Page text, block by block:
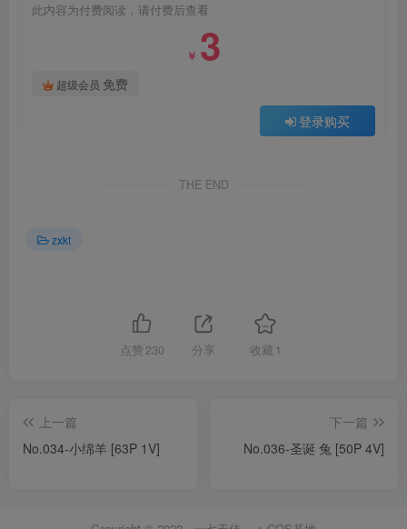
此内容为付费阅读，请付费后查看
￥ 3
超级会员 免费
登录购买
THE END
zxkt
点赞 230 分享 收藏 1
上一篇
No.034-小绵羊 [63P 1V]
下一篇
No.036-圣诞 兔 [50P 4V]